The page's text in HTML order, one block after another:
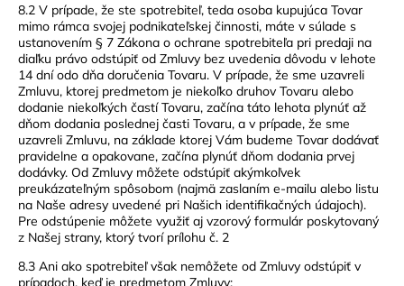
8.2 V prípade, že ste spotrebiteľ, teda osoba kupujúca Tovar
mimo rámca svojej podnikateľskej činnosti, máte v súlade s
ustanovením § 7 Zákona o ochrane spotrebiteľa pri predaji na
diaľku právo odstúpiť od Zmluvy bez uvedenia dôvodu v lehote
14 dní odo dňa doručenia Tovaru. V prípade, že sme uzavreli
Zmluvu, ktorej predmetom je niekoľko druhov Tovaru alebo
dodanie niekoľkých častí Tovaru, začína táto lehota plynúť až
dňom dodania poslednej časti Tovaru, a v prípade, že sme
uzavreli Zmluvu, na základe ktorej Vám budeme Tovar dodávať
pravidelne a opakovane, začína plynúť dňom dodania prvej
dodávky. Od Zmluvy môžete odstúpiť akýmkoľvek
preukázateľným spôsobom (najmä zaslaním e-mailu alebo listu
na Naše adresy uvedené pri Našich identifikačných údajoch).
Pre odstúpenie môžete využiť aj vzorový formulár poskytovaný
z Našej strany, ktorý tvorí prílohu č. 2
8.3 Ani ako spotrebiteľ však nemôžete od Zmluvy odstúpiť v
prípadoch, keď je predmetom Zmluvy: